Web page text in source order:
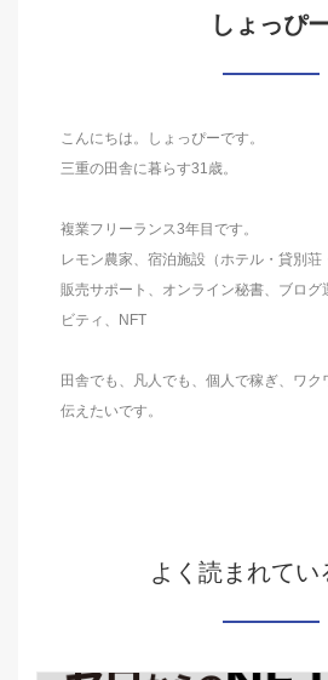
しょっぴ
こんにちは。しょっぴーです。
三重の田舎に暮らす31歳。
複業フリーランス3年目です。
レモン農家、宿泊施設（ホテル・貸別荘
販売サポート、オンライン秘書、ブログ
ビティ、NFT
田舎でも、凡人でも、個人で稼ぎ、ワ
伝えたいです。
よく読まれてい